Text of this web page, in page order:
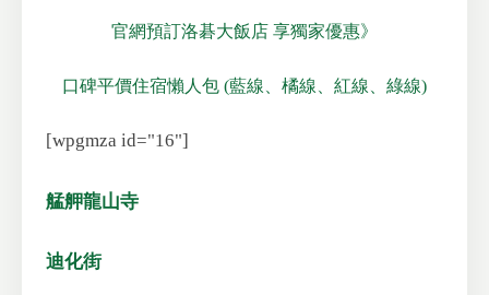
官網預訂洛碁大飯店 享獨家優惠》
口碑平價住宿懶人包 (藍線、橘線、紅線、綠線)
[wpgmza id="16"]
艋舺龍山寺
迪化街